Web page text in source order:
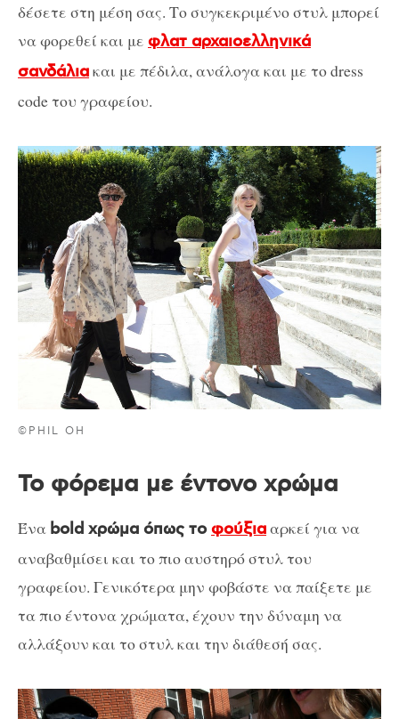
δέσετε στη μέση σας. Το συγκεκριμένο στυλ μπορεί
να φορεθεί και με φλατ αρχαιοελληνικά
σανδάλιακαι με πέδιλα, ανάλογα και με το dress
code του γραφείου.
©PHIL OH
Το φόρεμα με έντονο χρώμα
Ένα bold χρώμα όπως τοφούξιααρκεί για να
αναβαθμίσει και το πιο αυστηρό στυλ του
γραφείου. Γενικότερα μην φοβάστε να παίξετε με
τα πιο έντονα χρώματα, έχουν την δύναμη να
αλλάξουν και το στυλ και την διάθεσή σας.